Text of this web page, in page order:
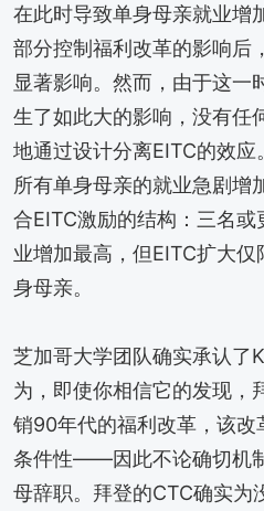
在此时导致单身母亲就业增
部分控制福利改革的影响后
显著影响。然而，由于这一
生了如此大的影响，没有任
地通过设计分离EITC的效
所有单身母亲的就业急剧增
合EITC激励的结构：三名
业增加最高，但EITC扩大
身母亲。
芝加哥大学团队确实承认了
为，即使你相信它的发现，
销90年代的福利改革，该
条件性——因此不论确切机
母辞职。拜登的CTC确实为